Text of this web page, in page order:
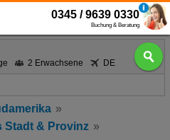
0345 / 9639 0330
Buchung & Beratung
2 Erwachsene DE
Stadt & Provinz